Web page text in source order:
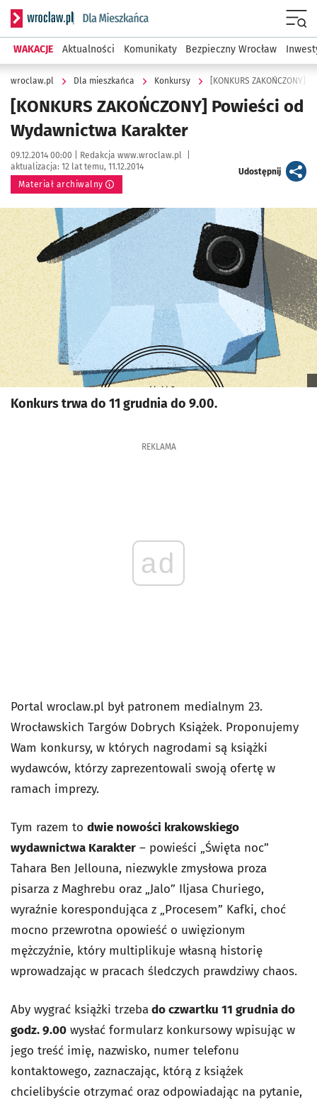
Serwis informacyjny wroclaw.pl podserwis: Dla mieszkańca
WAKACJE Aktualności Komunikaty Bezpieczny Wrocław
wroclaw.pl Dla mieszkańca Konkursy [KONKURS
[KONKURS ZAKOŃCZONY] Powieści od
Wydawnictwa Karakter
Data publikacji:
09.12.2014 00:00 | Autor:
Redakcja www.wroclaw.pl
aktualizacja: 12 lat temu, 11.12.2014
Materiał archiwalny
Udostępnijartykuł
Kliknij, aby powiększyć
Konkurs trwa do 11 grudnia do 9.00.
REKLAMA
ad
Portal wroclaw.pl był patronem medialnym 23.
Wrocławskich Targów Dobrych Książek. Proponujemy
Wam konkursy, w których nagrodami są książki
wydawców, którzy zaprezentowali swoją ofertę w
ramach imprezy.
Tym razem to dwie nowości krakowskiego
wydawnictwa Karakter – powieści „Święta noc”
Tahara Ben Jellouna, niezwykle zmysłowa proza
pisarza z Maghrebu oraz „Jalo” Iljasa Churiego,
wyraźnie korespondująca z „Procesem” Kafki, choć
mocno przewrotna opowieść o uwięzionym
mężczyźnie, który multiplikuje własną historię
wprowadzając w pracach śledczych prawdziwy chaos.
Aby wygrać książki trzebado czwartku 11 grudnia do
godz. 9.00 wysłać formularz konkursowy wpisując w
jego treść imię, nazwisko, numer telefonu
kontaktowego, zaznaczając, którą z książek
chcielibyście otrzymać oraz odpowiadając na pytanie,